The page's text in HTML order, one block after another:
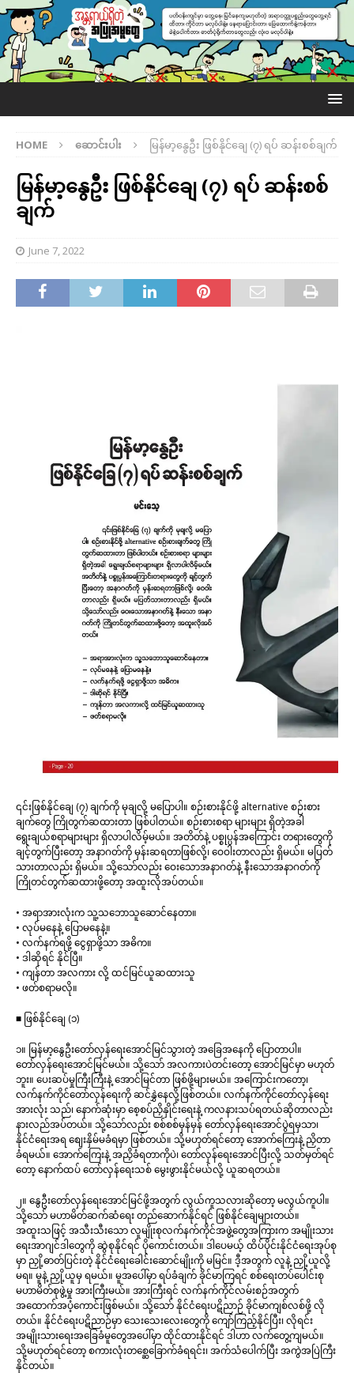
HOME ဆောင်းပါး မြန်မာ့နွေဦး ဖြစ်နိုင်ချေ (၇) ရပ် ဆန်းစစ်ချက်
မြန်မာ့နွေဦး ဖြစ်နိုင်ချေ (၇) ရပ် ဆန်းစစ်
ချက်
June 7, 2022
၎င်းဖြစ်နိုင်ချေ (၇) ချက်ကို မုချလို့ မပြောပါ။ စဉ်းစားနိုင်ဖို့ alternative စဉ်းစား
ချက်တွေ ကြိုတွက်ဆထားတာ ဖြစ်ပါတယ်။ စဉ်းစားစရာ များများ ရှိတဲ့အခါ
ရွေးချယ်စရာများများ ရှိလာပါလိမ့်မယ်။ အတိတ်နဲ့ ပစ္စုပ္ပန်အကြောင်း တရားတွေကို
ချင့်တွက်ပြီးတော့ အနာဂတ်ကို မှန်းဆရတာဖြစ်လို့၊ ဝေဝါးတာလည်း ရှိမယ်။ မပြတ်
သားတာလည်း ရှိမယ်။ သို့သော်လည်း ဝေးသောအနာဂတ်နဲ့ နီးသောအနာဂတ်ကို
ကြိုတင်တွက်ဆထားဖို့တော့ အထူးလိုအပ်တယ်။
• အရာအားလုံးက သူ့သဘောသူဆောင်နေတာ။
• လုပ်မနေနဲ့ ပြောမနေနဲ့။
• လက်နက်ရဖို့ ငွေရှာဖို့သာ အဓိက။
• ဒါဆိုရင် နိုင်ပြီ။
• ကျန်တာ အလကား လို့ ထင်မြင်ယူဆထားသူ
• ဖတ်စရာမလို။
■ ဖြစ်နိုင်ချေ (၁)
၁။ မြန်မာ့နွေဦးတော်လှန်ရေးအောင်မြင်သွားတဲ့ အခြေအနေကို ပြောတာပါ။
တော်လှန်ရေးအောင်မြင်မယ်။ သို့သော် အလကားပဲတင်းတော့ အောင်မြင်မှာ မဟုတ်
ဘူး။ ပေးဆပ်မှုကြီးကြီးနဲ့ အောင်မြင်တာ ဖြစ်ဖို့များမယ်။ အကြောင်းကတော့၊
လက်နက်ကိုင်တော်လှန်ရေးကို ဆင်နွှဲနေလို့ဖြစ်တယ်။ လက်နက်ကိုင်တော်လှန်ရေး
အားလုံး သည်၊ နောက်ဆုံးမှာ စေ့စပ်ညှိနှိုင်းရေးနဲ့ ကလနားသပ်ရတယ်ဆိုတာလည်း
နားလည်အပ်တယ်။ သို့သော်လည်း စစ်စစ်မှန်မှန် တော်လှန်ရေးအောင်ပွဲရမှသာ၊
နိုင်ငံရေးအရ စျေးနှိမ်မခံရမှာ ဖြစ်တယ်။ သို့မဟုတ်ရင်တော့ အောက်ကြေးနဲ့ ညှိတာ
ခံရမယ်။ အောက်ကြေးနဲ့ အညှိခံရတာကိုပဲ၊ တော်လှန်ရေးအောင်ပြီးလို့ သတ်မှတ်ရင်
တော့ နောက်ထပ် တော်လှန်ရေးသစ် မွေးဖွားနိုင်မယ်လို့ ယူဆရတယ်။
၂။ နွေဦးတော်လှန်ရေးအောင်မြင်ဖို့အတွက် လွယ်ကူသလားဆိုတော့ မလွယ်ကူပါ။
သို့သော် မဟာမိတ်ဆက်ဆံရေး တည်ဆောက်နိုင်ရင် ဖြစ်နိုင်ချေများတယ်။
အထူးသဖြင့် အသီးသီးသော လူမျိုးစုလက်နက်ကိုင်အဖွဲ့တွေအကြားက အမျိုးသား
ရေးအာဂျင်ဒါတွေကို ဆွဲစုနိုင်ရင် ပိုကောင်းတယ်။ ဒါပေမယ့် ထိပ်ပိုင်းနိုင်ငံရေးအုပ်စု
မှာ ညှို့ဓာတ်ပြင်းတဲ့ နိုင်ငံရေးခေါင်းဆောင်မျိုးကို မမြင်။ ဒီ့အတွက် လူနဲ့ ညှို့ယူလို့
မရ။ မူနဲ့ ညှို့ယူမှ ရမယ်။ မူအပေါ်မှာ ရပ်ခံချက် ခိုင်မာကြရင် စစ်ရေးတပ်ပေါင်းစု
မဟာမိတ်စုဖွဲ့မှု အားကြီးမယ်။ အားကြီးရင် လက်နက်ကိုင်လမ်းစဉ်အတွက်
အထောက်အပံ့ကောင်းဖြစ်မယ်။ သို့သော် နိုင်ငံရေးပဋိညာဉ် ခိုင်မာကျစ်လစ်ဖို့ လို
တယ်။ နိုင်ငံရေးပဋိညာဉ်မှာ သေးသေးလေးတွေကို ကျော်ကြည့်နိုင်ပြီး၊ လိုရင်း
အမျိုးသားရေးအခြေခံမူတွေအပေါ်မှာ ထိုင်ထားနိုင်ရင် ဒါဟာ လက်တွေ့ကျမယ်။
သို့မဟုတ်ရင်တော့ စကားလုံးတစ္ဆေခြောက်ခံရရင်း၊ အက်သံပေါက်ပြီး အကွဲအပြဲကြီး
နိုင်တယ်။